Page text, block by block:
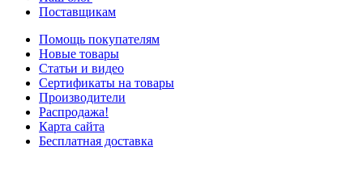
Поставщикам
Помощь покупателям
Новые товары
Статьи и видео
Сертификаты на товары
Производители
Распродажа!
Карта сайта
Бесплатная доставка